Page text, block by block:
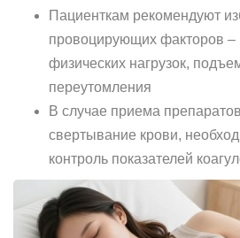
Пациенткам рекомендуют
провоцирующих факторов –
физических нагрузок,
переутомления
В случае приема
свертывание крови,
контроль показателей